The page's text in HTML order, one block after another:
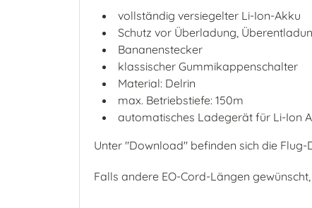
vollständig versiegelter Li-Ion-Akku
Schutz vor Überladung,
Bananenstecker
klassischer Gummikappenschalter
Material: Delrin
max. Betriebstiefe: 150m
automatisches Ladegerät für Li-Ion
Unter "Download" befinden sich die
Falls andere EO-Cord-Längen